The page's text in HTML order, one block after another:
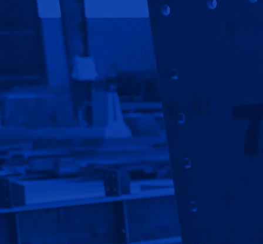
صفحه اصلی
قیمت سوله
ارتباط با ما
گالری تصاویر
پروژه ها
سوالات متداول
قوانین و مقررات